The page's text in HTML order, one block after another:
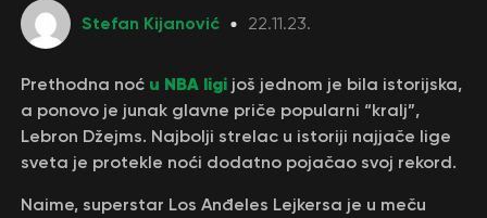
Stefan Kijanović 22.11.23.
Prethodna noć u NBA ligijoš jednom je bila istorijska,
a ponovo je junak glavne priče popularni “kralj”,
Lebron Džejms. Najbolji strelac u istoriji najjače lige
sveta je protekle noći dodatno pojačao svoj rekord.
Naime, superstar Los Anđeles Lejkersa je u meču